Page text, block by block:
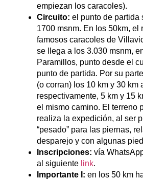
empiezan los caracoles).
Circuito: el punto de partida
1700 msnm. En los 50km, el
famosos caracoles de
se llega a los 3.030 msnm,
Paramillos, punto desde el
punto de partida. Por su
(o corran) los 10 km y 30 km
respectivamente, 5 km y 15
el mismo camino. El terreno
realiza la expedición, al ser
“pesado” para las piernas,
desparejo y con algunas
Inscripciones: vía
al siguiente link.
Importante I: en los 50 km